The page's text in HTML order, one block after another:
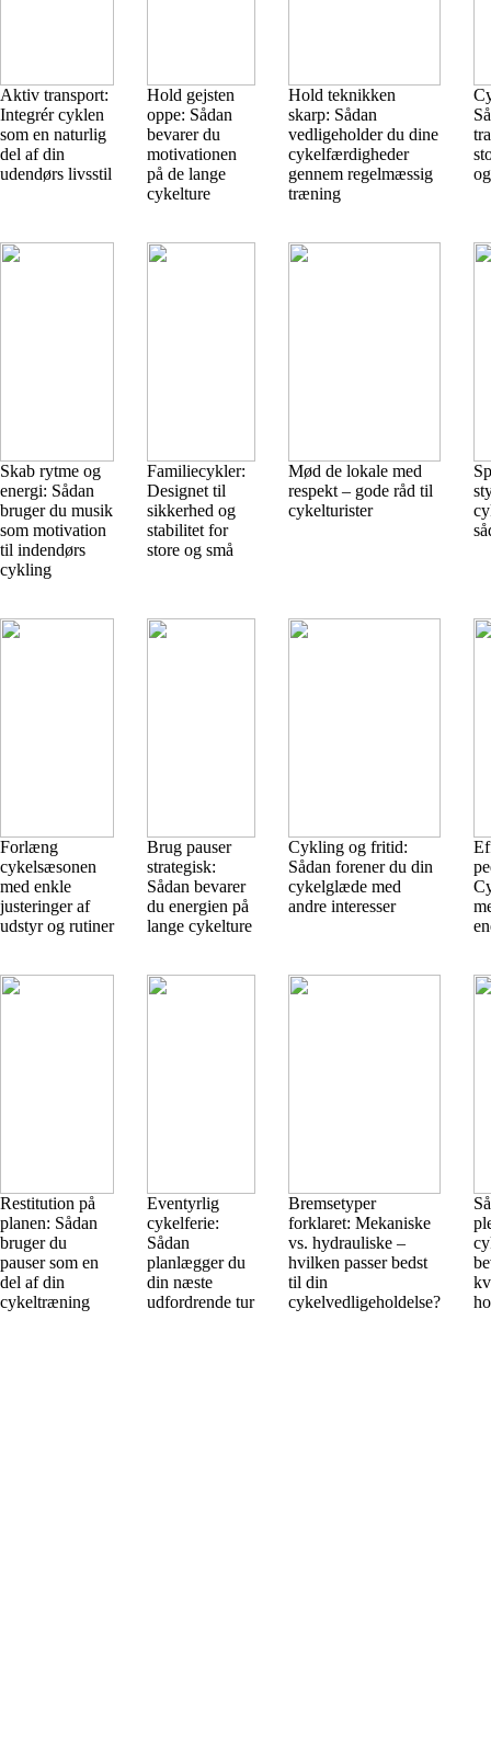
Aktiv transport:
Integrér cyklen
som en naturlig
del af din
udendørs livsstil
Hold gejsten
oppe: Sådan
bevarer du
motivationen
på de lange
cykelture
Hold teknikken
skarp: Sådan
vedligeholder du dine
cykelfærdigheder
gennem regelmæssig
træning
Skab rytme og
energi: Sådan
bruger du musik
som motivation
til indendørs
cykling
Familiecykler:
Designet til
sikkerhed og
stabilitet for
store og små
Mød de lokale med
respekt – gode råd til
cykelturister
Forlæng
cykelsæsonen
med enkle
justeringer af
udstyr og rutiner
Brug pauser
strategisk:
Sådan bevarer
du energien på
lange cykelture
Cykling og fritid:
Sådan forener du din
cykelglæde med
andre interesser
Restitution på
planen: Sådan
bruger du
pauser som en
del af din
cykeltræning
Eventyrlig
cykelferie:
Sådan
planlægger du
din næste
udfordrende tur
Bremsetyper
forklaret: Mekaniske
vs. hydrauliske –
hvilken passer bedst
til din
cykelvedligeholdelse?